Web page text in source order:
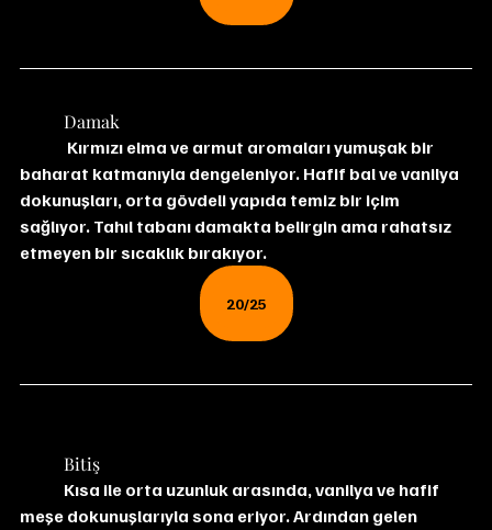
	Damak
baharat katmanıyla dengeleniyor. Hafif bal ve vanilya
dokunuşları, orta gövdeli yapıda temiz bir içim
sağlıyor. Tahıl tabanı damakta belirgin ama rahatsız
etmeyen bir sıcaklık bırakıyor.
20/25
	Bitiş
meşe dokunuşlarıyla sona eriyor. Ardından gelen